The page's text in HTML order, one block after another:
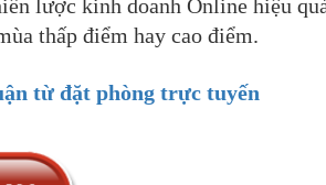
lược kinh doanh Online hiệu
thấp điểm hay cao điểm.
từ đặt phòng trực tuyến